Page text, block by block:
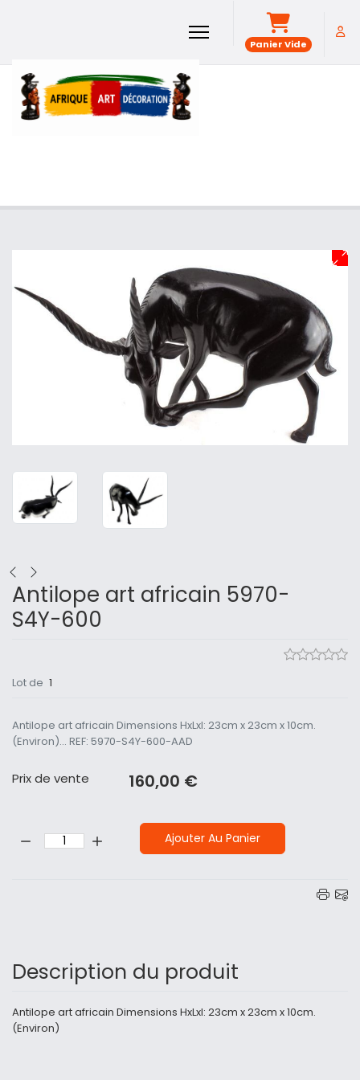
Panier Vide
Antilope art africain 5970-
S4Y-600
Lot de 1
Antilope art africain Dimensions HxLxl: 23cm x 23cm x 10cm.
(Environ)... REF: 5970-S4Y-600-AAD
Prix ​​de vente 160,00 €
Ajouter Au Panier
Description du produit
Antilope art africain Dimensions HxLxl: 23cm x 23cm x 10cm.
(Environ)